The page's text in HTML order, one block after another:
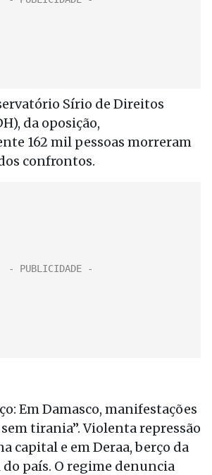
Sírio de Direitos
da oposição,
162 mil pessoas morreram
confrontos.
Em Damasco, manifestações
tirania”. Violenta repressão
capital e em Deraa, berço da
país. O regime denuncia